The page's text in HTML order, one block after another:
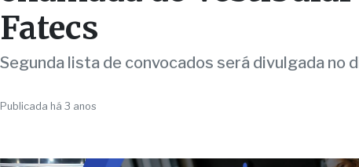
Segunda lista de convocados será divulgada no
Publicada há 3 anos